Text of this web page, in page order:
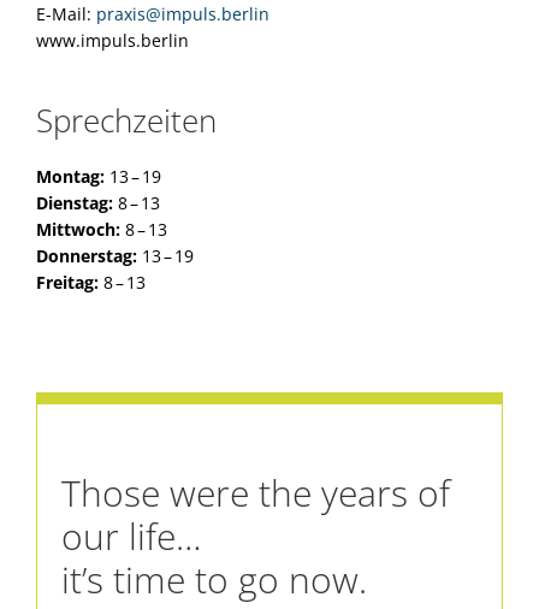
E-Mail: praxis@impuls.berlin
www.impuls.berlin
Sprechzeiten
Montag:13 – 19
Dienstag: 8 – 13
Mittwoch:8 – 13
Donnerstag: 13 – 19
Freitag: 8 – 13
Those were the years of
our life…
it’s time to go now.